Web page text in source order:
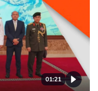
01:21